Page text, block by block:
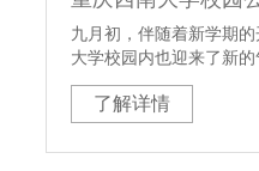
九月初，伴随着新学期
大学校园内也迎来了新
携手中国银联，给校园
移动支付POS机，实现
闪付。新的支付方式，
提供了很大的便捷之外
了解详情